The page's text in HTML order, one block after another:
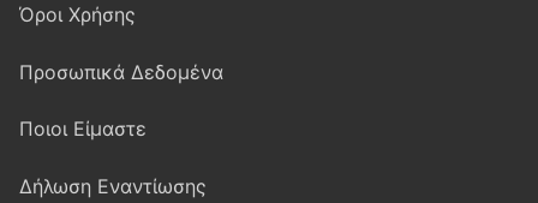
Όροι Χρήσης
Προσωπικά Δεδομένα
Ποιοι Είμαστε
Δήλωση Εναντίωσης